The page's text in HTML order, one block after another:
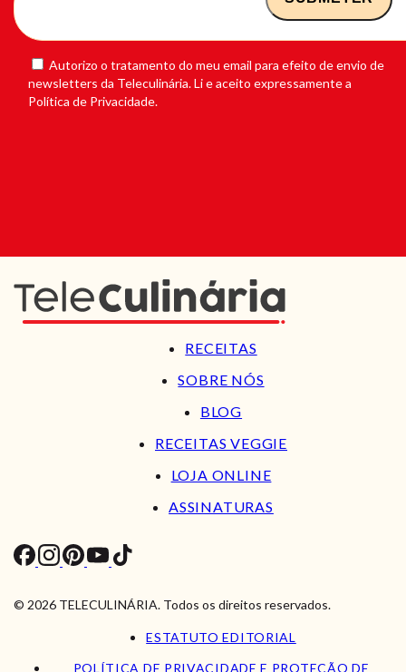
Autorizo o tratamento do meu email para efeito de envio de
newsletters da Teleculinária. Li e aceito expressamente a
Política de Privacidade.
RECEITAS
SOBRE NÓS
BLOG
RECEITAS VEGGIE
LOJA ONLINE
ASSINATURAS
© 2026 TELECULINÁRIA. Todos os direitos reservados.
ESTATUTO EDITORIAL
POLÍTICA DE PRIVACIDADE E PROTEÇÃO DE